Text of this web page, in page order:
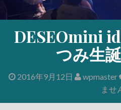
DESEOmini
つみ生
2016年9月12日 wpmaster
ませ